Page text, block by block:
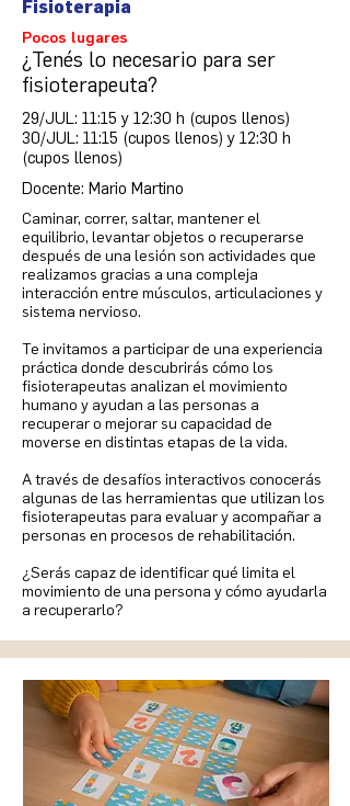
Fisioterapia
Pocos lugares
¿Tenés lo necesario para ser
fisioterapeuta?
29/JUL: 11:15 y 12:30 h (cupos llenos)
30/JUL: 11:15 (cupos llenos) y 12:30 h
(cupos llenos)
Docente: Mario Martino
Caminar, correr, saltar, mantener el
equilibrio, levantar objetos o recuperarse
después de una lesión son actividades que
realizamos gracias a una compleja
interacción entre músculos, articulaciones y
sistema nervioso.
Te invitamos a participar de una experiencia
práctica donde descubrirás cómo los
fisioterapeutas analizan el movimiento
humano y ayudan a las personas a
recuperar o mejorar su capacidad de
moverse en distintas etapas de la vida.
A través de desafíos interactivos conocerás
algunas de las herramientas que utilizan los
fisioterapeutas para evaluar y acompañar a
personas en procesos de rehabilitación.
¿Serás capaz de identificar qué limita el
movimiento de una persona y cómo ayudarla
a recuperarlo?